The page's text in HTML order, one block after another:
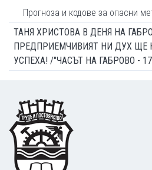
Прогноза и кодове за опасни
ТАНЯ ХРИСТОВА В ДЕНЯ НА
ПРЕДПРИЕМЧИВИЯТ НИ ДУХ ЩЕ
УСПЕХА! /"ЧАСЪТ НА ГАБРОВО -
Footer